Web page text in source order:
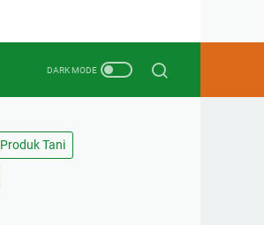
Produk Tani